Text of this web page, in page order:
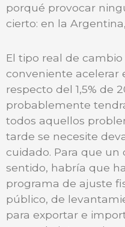
porqué provocar
cierto: en la
El tipo real de cambio
conveniente acelerar
respecto del 1,5% de
probablemente
todos aquellos
tarde se necesite
cuidado. Para que
sentido, habría que
programa de ajuste
público, de
para exportar e